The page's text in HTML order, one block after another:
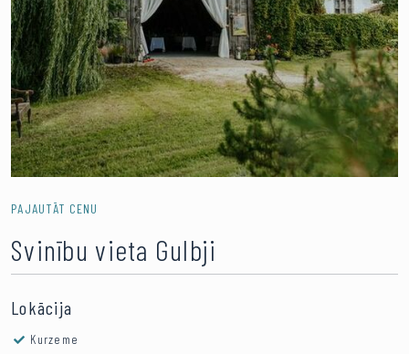
PAJAUTĀT CENU
Svinību vieta Gulbji
Lokācija
Kurzeme